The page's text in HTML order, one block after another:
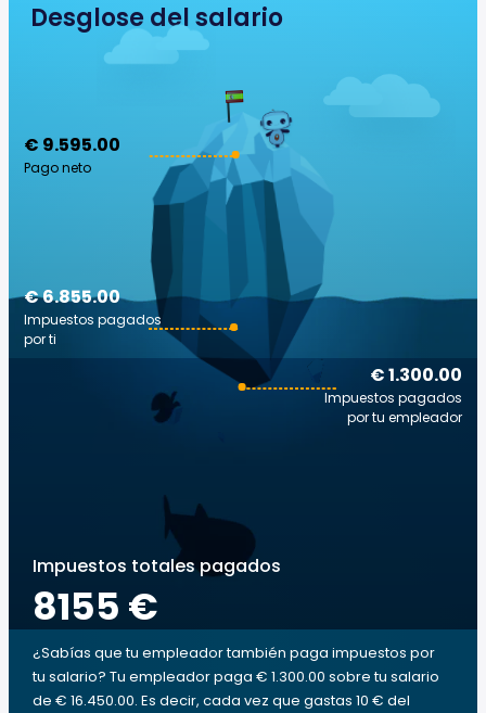
Desglose del salario
€ 9.595.00
Pago neto
€ 1.300.00
Impuestos pagados
por tu empleador
€ 6.855.00
Impuestos pagados
por ti
Impuestos totales pagados
8155 €
¿Sabías que tu empleador también paga impuestos por
tu salario? Tu empleador paga € 1.300.00 sobre tu salario
de € 16.450.00. Es decir, cada vez que gastas 10 € del